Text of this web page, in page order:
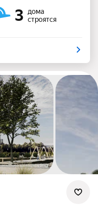
3
дома
строятся